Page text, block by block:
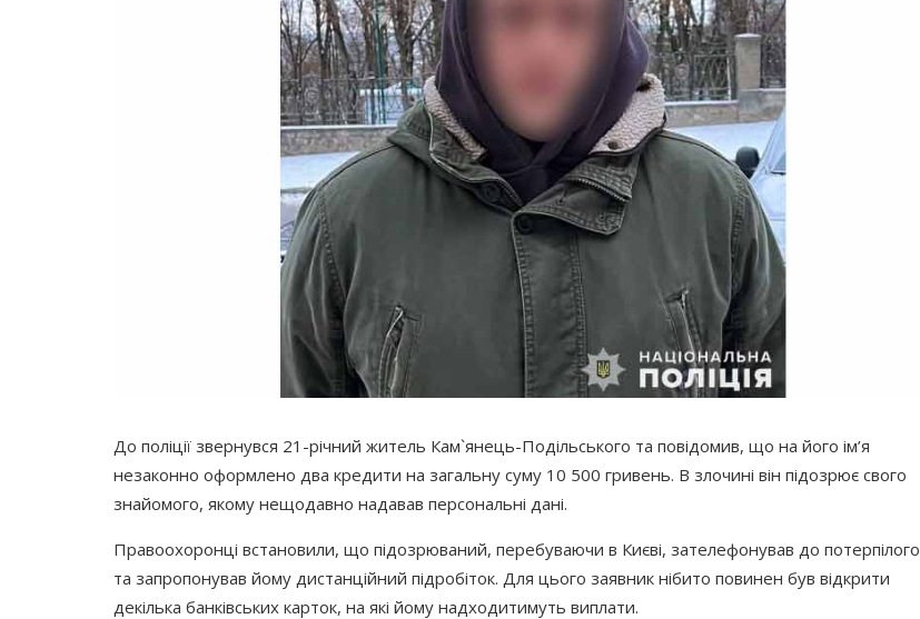
До поліції звернувся 21-річний житель Кам`янець-Подільського та повідомив, що на його ім’я
незаконно оформлено два кредити на загальну суму 10 500 гривень. В злочині він підозрює свого
знайомого, якому нещодавно надавав персональні дані.
Правоохоронці встановили, що підозрюваний, перебуваючи в Києві, зателефонував до потерпілого
та запропонував йому дистанційний підробіток. Для цього заявник нібито повинен був відкрити
декілька банківських карток, на які йому надходитимуть виплати.